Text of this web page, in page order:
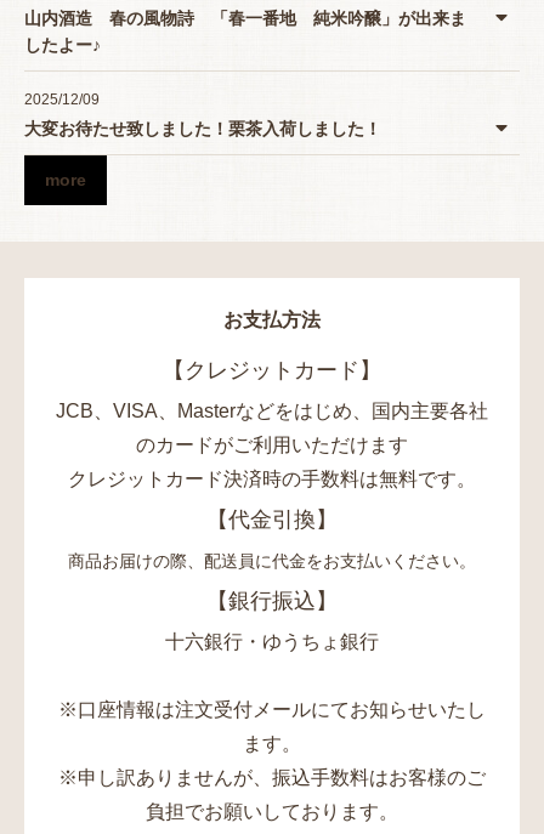
山内酒造 春の風物詩 「春一番地 純米吟醸」が出来ま
したよー♪
2025/12/09
大変お待たせ致しました！栗茶入荷しました！
more
お支払方法
【クレジットカード】
JCB、VISA、Masterなどをはじめ、国内主要各社
のカードがご利用いただけます
クレジットカード決済時の手数料は無料です。
【代金引換】
商品お届けの際、配送員に代金をお支払いください。
【銀行振込】
十六銀行・ゆうちょ銀行
※口座情報は注文受付メールにてお知らせいたし
ます。
※申し訳ありませんが、振込手数料はお客様のご
負担でお願いしております。